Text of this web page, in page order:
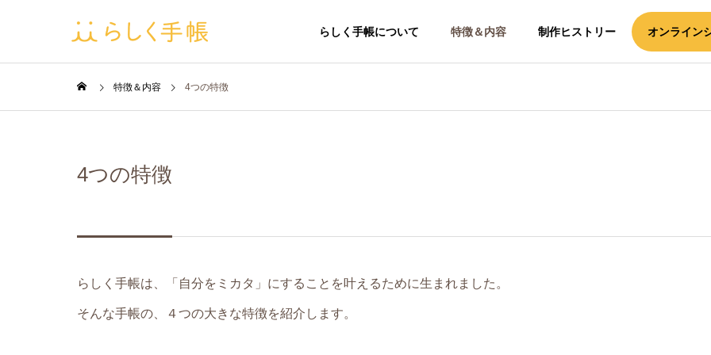
らしく手帳について 特徴＆内容 制作ヒストリー オンライン
特徴＆内容 4つの特徴
4つの特徴
らしく手帳は、「自分をミカタ」にすることを叶えるために生まれました。
そんな手帳の、４つの大きな特徴を紹介します。